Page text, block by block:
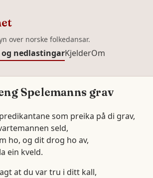
over norske folkedansar.
og nedlastingarKjelderOm
Spelemanns grav
som preika på di grav,
seld,
ho, og dit drog ho av,
ein kveld.
at du var tru i ditt kall,